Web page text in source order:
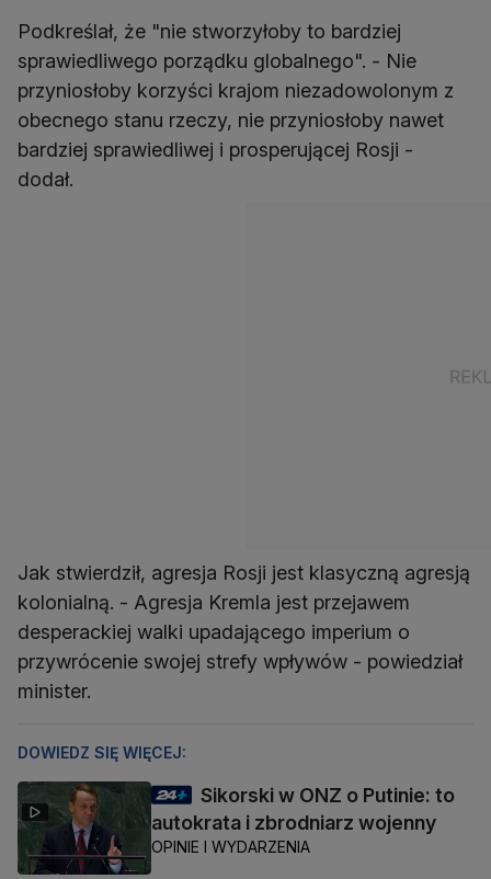
Podkreślał, że "nie stworzyłoby to bardziej
sprawiedliwego porządku globalnego". - Nie
przyniosłoby korzyści krajom niezadowolonym z
obecnego stanu rzeczy, nie przyniosłoby nawet
bardziej sprawiedliwej i prosperującej Rosji -
dodał.
Jak stwierdził, agresja Rosji jest klasyczną agresją
kolonialną. - Agresja Kremla jest przejawem
desperackiej walki upadającego imperium o
przywrócenie swojej strefy wpływów - powiedział
minister.
DOWIEDZ SIĘ WIĘCEJ:
Sikorski w ONZ o Putinie: to
autokrata i zbrodniarz wojenny
OPINIE I WYDARZENIA